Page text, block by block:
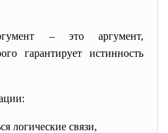
– это аргумент,
гарантирует истинность
логические связи,